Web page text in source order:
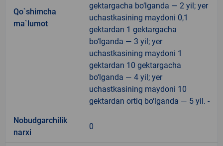
Qo`shimcha
ma`lumot
gektargacha bo‘lganda — 2 yil; yer
uchastkasining maydoni 0,1
gektardan 1 gektargacha
bo‘lganda — 3 yil; yer
uchastkasining maydoni 1
gektardan 10 gektargacha
bo‘lganda — 4 yil; yer
uchastkasining maydoni 10
gektardan ortiq bo‘lganda — 5 yil. -
Nobudgarchilik
narxi
0